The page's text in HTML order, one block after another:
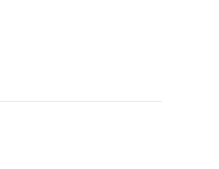
3in1 favédő lazúr felhasználásra kész
fajtájától és alapszínétől.
Magasabb páratartalom és
relatív páratartalom mellett kb. 1 óra